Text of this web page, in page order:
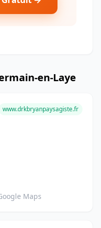
en-Laye
www.drkbryanpaysagiste.fr
Maps